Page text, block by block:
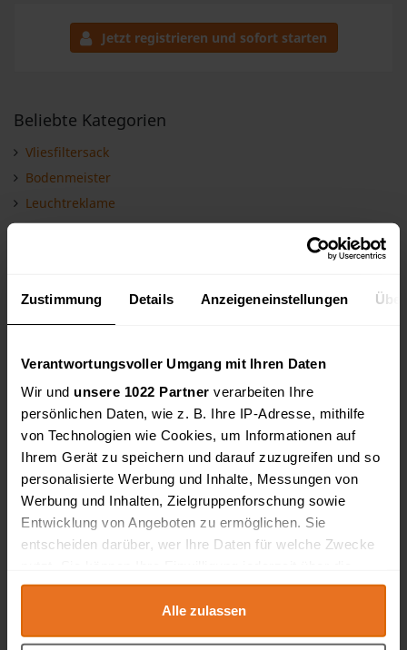
Zustimmung Details Anzeigeneinstellungen
Verantwortungsvoller Umgang mit Ihren Daten
Wir und unsere 1022 Partner verarbeiten Ihre
persönlichen Daten, wie z. B. Ihre IP-Adresse, mithilfe
von Technologien wie Cookies, um Informationen auf
Ihrem Gerät zu speichern und darauf zuzugreifen und so
personalisierte Werbung und Inhalte, Messungen von
Werbung und Inhalten, Zielgruppenforschung sowie
Entwicklung von Angeboten zu ermöglichen. Sie
entscheiden darüber, wer Ihre Daten für welche Zwecke
Cookie-Erklärung oder durch Klicken auf das Privacy
Trigger Symbol ändern oder widerrufen
Alle zulassen
Jetzt registrieren und sofort starten
Beliebte Kategorien
Vliesfiltersack
Bodenmeister
Leuchtreklame
Spiegelwand
Typus
Plus-Produkte
Kategorien
Handwerksbedarf